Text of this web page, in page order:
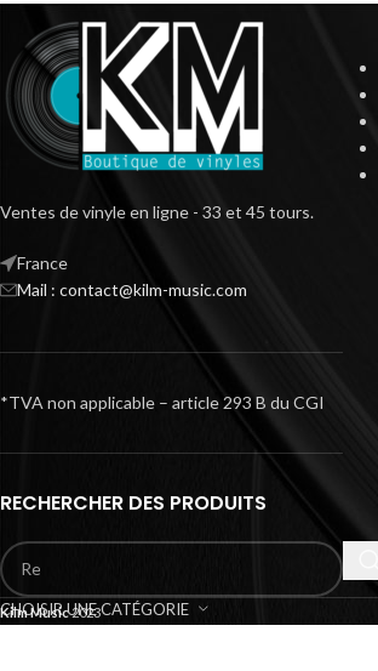
Ventes de vinyle en ligne - 33 et 45 tours.
France
Mail : contact@kilm-music.com
*TVA non applicable – article 293 B du CGI
RECHERCHER DES PRODUITS
CHOISIR UNE CATÉGORIE
Kilm Music2023